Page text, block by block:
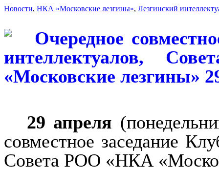
Новости, НКА «Московские лезгины», Лезгинский
29 апреля
совместное заседание
Совета РОО «НКА